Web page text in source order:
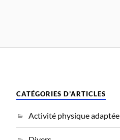
CATÉGORIES D’ARTICLES
Activité physique adaptée